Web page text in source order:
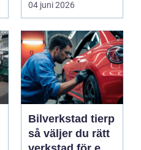
04 juni 2026
Bilverkstad tierp
så väljer du rätt